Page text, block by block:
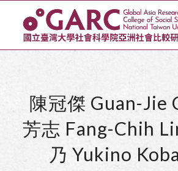
陳冠傑 Guan-Jie
芳志 Fang-Chih
乃 Yukino